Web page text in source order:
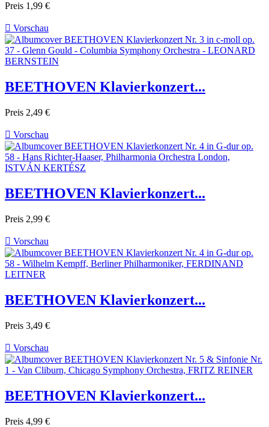
Preis 1,99 €
 Vorschau
BEETHOVEN Klavierkonzert...
Preis 2,49 €
 Vorschau
BEETHOVEN Klavierkonzert...
Preis 2,99 €
 Vorschau
BEETHOVEN Klavierkonzert...
Preis 3,49 €
 Vorschau
BEETHOVEN Klavierkonzert...
Preis 4,99 €